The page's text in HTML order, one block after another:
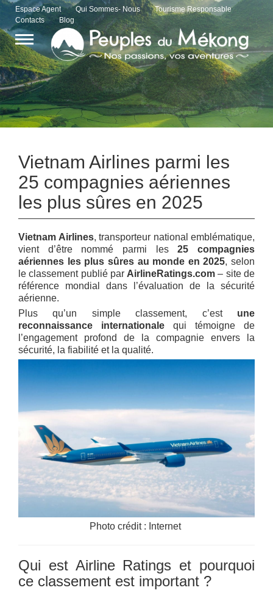
Espace Agent Qui Sommes- Nous
Tourisme Responsable
Contacts
Blog
Vietnam Airlines parmi les
25 compagnies aériennes
les plus sûres en 2025
Vietnam Airlines, transporteur national emblématique,
vient d’être nommé parmi les25 compagnies
aériennes les plus sûres au monde en 2025, selon
le classement publié par AirlineRatings.com – site de
référence mondial dans l’évaluation de la sécurité
aérienne.
Plus qu’un simple classement, c’est une
reconnaissance internationale qui témoigne de
l’engagement profond de la compagnie envers la
sécurité, la fiabilité et la qualité.
Photo crédit : Internet
Qui est Airline Ratings et pourquoi
ce classement est important ?